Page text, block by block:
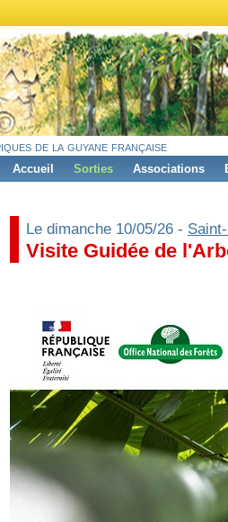
de la guyane française
Accueil Sorties Associations
Le dimanche 10/05/26 -
Visite Guidée de